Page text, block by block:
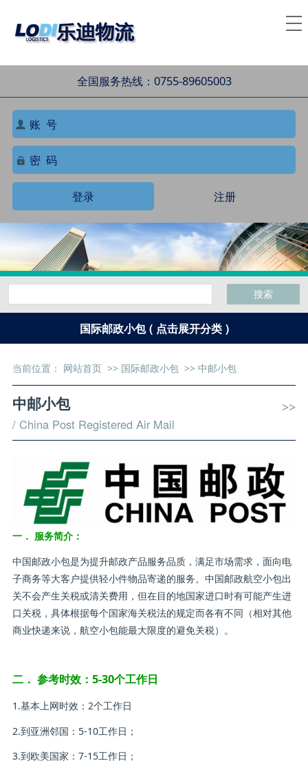
全国服务热线：0755-89605003
登录 注册
搜索
国际邮政小包 ( 点击展开分类 )
当前位置： 网站首页>> 国际邮政小包>> 中邮小包
中邮小包
/ China Post Registered Air Mail
>>
一． 服务简介：
中国邮政小包是为提升邮政产品服务品质，满足市场需求，面向电
子商务等大客户提供轻小件物品寄递的服务。中国邮政航空小包出
关不会产生关税或清关费用，但在目的地国家进口时有可能产生进
口关税，具体根据每个国家海关税法的规定而各有不同（相对其他
商业快递来说，航空小包能最大限度的避免关税）。
二． 参考时效：5-30个工作日
1.基本上网时效：2个工作日
2.到亚洲邻国：5-10工作日；
3.到欧美国家：7-15工作日；